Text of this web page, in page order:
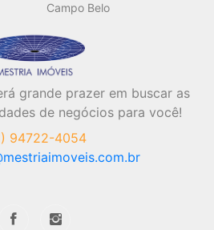
Campo Belo
grande prazer em buscar as
de negócios para você!
94722-4054